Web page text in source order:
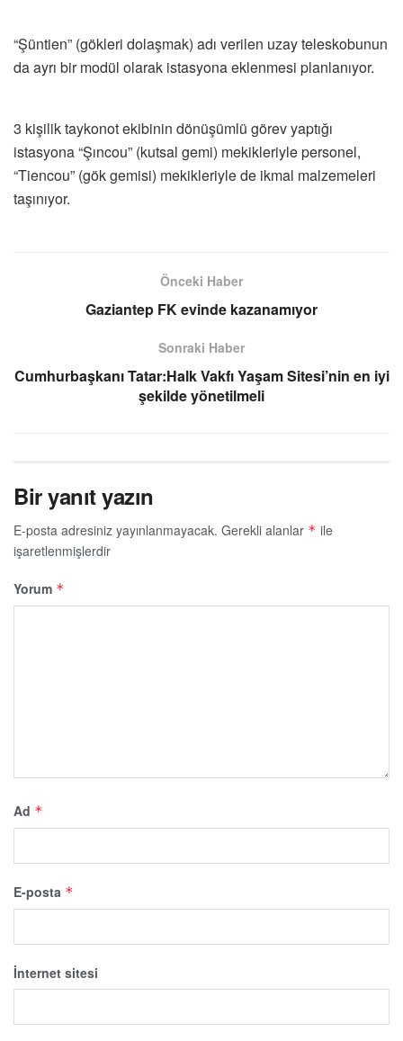
“Şüntien” (gökleri dolaşmak) adı verilen uzay teleskobunun
da ayrı bir modül olarak istasyona eklenmesi planlanıyor.
3 kişilik taykonot ekibinin dönüşümlü görev yaptığı
istasyona “Şıncou” (kutsal gemi) mekikleriyle personel,
“Tiencou” (gök gemisi) mekikleriyle de ikmal malzemeleri
taşınıyor.
Önceki Haber
Gaziantep FK evinde kazanamıyor
Sonraki Haber
Cumhurbaşkanı Tatar:Halk Vakfı Yaşam Sitesi’nin en iyi
şekilde yönetilmeli
Bir yanıt yazın
E-posta adresiniz yayınlanmayacak. Gerekli alanlar * ile
işaretlenmişlerdir
Yorum *
Ad *
E-posta *
İnternet sitesi